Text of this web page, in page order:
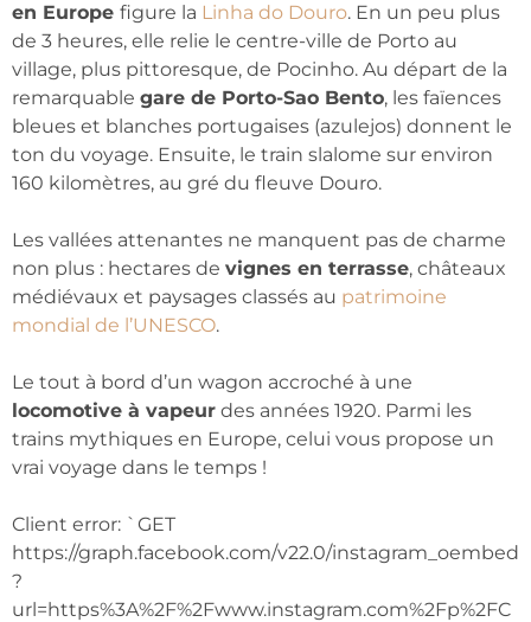
en Europe figure la Linha do Douro. En un peu plus
de 3 heures, elle relie le centre-ville de Porto au
village, plus pittoresque, de Pocinho. Au départ de la
remarquable gare de Porto-Sao Bento, les faïences
bleues et blanches portugaises (azulejos) donnent le
ton du voyage. Ensuite, le train slalome sur environ
160 kilomètres, au gré du fleuve Douro.
Les vallées attenantes ne manquent pas de charme
non plus : hectares de vignes en terrasse, châteaux
médiévaux et paysages classés au patrimoine
mondial de l’UNESCO.
Le tout à bord d’un wagon accroché à une
locomotive à vapeur des années 1920. Parmi les
trains mythiques en Europe, celui vous propose un
vrai voyage dans le temps !
Client error: `GET
https://graph.facebook.com/v22.0/instagram_oembed
?
url=https%3A%2F%2Fwww.instagram.com%2Fp%2FC